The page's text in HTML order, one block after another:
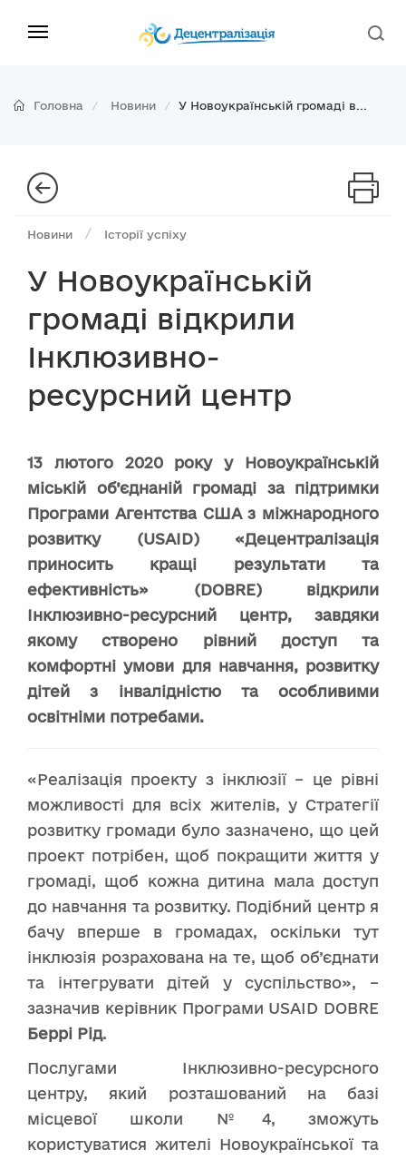
Головна Новини У Новоукраїнській громаді в...
Новини / Історії успіху
У Новоукраїнській
громаді відкрили
Інклюзивно-
ресурсний центр
13 лютого 2020 року у Новоукраїнській
міській об’єднаній громаді за підтримки
Програми Агентства США з міжнародного
розвитку (USAID) «Децентралізація
приносить кращі результати та
ефективність» (DOBRE) відкрили
Інклюзивно-ресурсний центр, завдяки
якому створено рівний доступ та
комфортні умови для навчання, розвитку
дітей з інвалідністю та особливими
освітніми потребами.
«Реалізація проекту з інклюзії – це рівні
можливості для всіх жителів, у Стратегії
розвитку громади було зазначено, що цей
проект потрібен, щоб покращити життя у
громаді, щоб кожна дитина мала доступ
до навчання та розвитку. Подібний центр я
бачу вперше в громадах, оскільки тут
інклюзія розрахована на те, щоб об’єднати
та інтегрувати дітей у суспільство», –
зазначив керівник Програми USAID DOBRE
Беррі Рід.
Послугами Інклюзивно-ресурсного
центру, який розташований на базі
місцевої школи №4, зможуть
користуватися жителі Новоукраїнської та